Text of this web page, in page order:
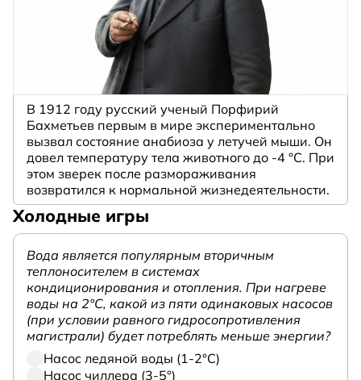
В 1912 году русский ученый Порфирий
Бахметьев первым в мире экспериментально
вызвал состояние анабиоза у летучей мыши. Он
довел температуру тела животного до -4 °C. При
этом зверек после размораживания
возвратился к нормальной жизнедеятельности.
Холодные игры
Вода является популярным вторичным
теплоносителем в системах
кондиционирования и отопления. При нагреве
воды на 2°С, какой из пяти одинаковых насосов
(при условии равного гидросопротивления
магистрали) будет потреблять меньше энергии?
Насос ледяной воды (1-2°С)
Насос чиллера (3-5°)